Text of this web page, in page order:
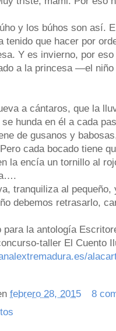
y los búhos son así.
tenido que hacer por
Y es invierno, por
a la princesa —el niño
a cántaros, que la
hunda en él a cada
de gusanos y
cada bocado tiene
la encía un tornillo al
tranquiliza al
debemos retrasarlo,
para la antología
taller El Cuento
febrero 28, 2015
8